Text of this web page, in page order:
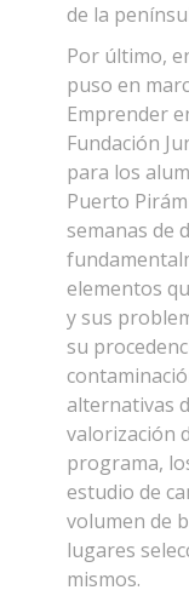
de la
Por último,
puso en
Emprender
Fundación
para los
Puerto
semanas de
elementos
y sus
su
alternativas
valorización
programa,
estudio de
volumen de
lugares
mismos.